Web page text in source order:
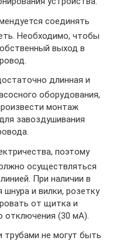
соединять
Необходимо, чтобы
выход в
длинная и
оборудования,
монтаж
завоздушивания
поэтому
осуществляться
При наличии в
и вилки, розетку
от щитка и
отключения (30 мА).
не могут быть